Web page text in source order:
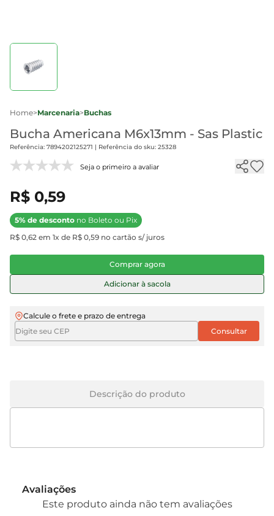
Home>Marcenaria>Buchas
Bucha Americana M6x13mm - Sas Plastic
Referência: 7894202125271 | Referência do sku: 25328
Seja o primeiro a avaliar
R$ 0,59
5% de desconto no Boleto ou Pix
R$ 0,62 em 1x de R$ 0,59 no cartão s/ juros
Comprar agora
Adicionar à sacola
Calcule o frete e prazo de entrega
Descrição do produto
Avaliações
Este produto ainda não tem avaliações